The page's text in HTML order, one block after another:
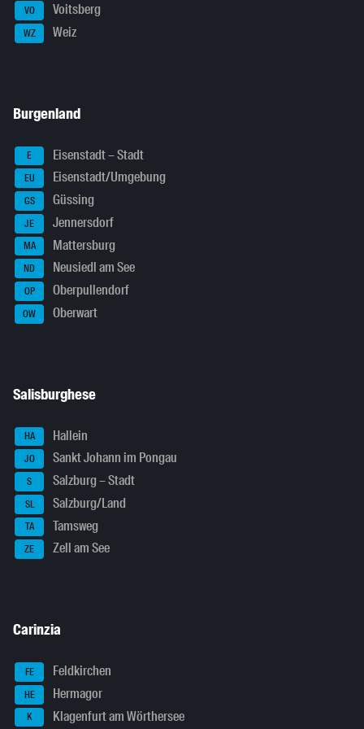
VO Voitsberg
WZ Weiz
Burgenland
E Eisenstadt – Stadt
EU Eisenstadt/Umgebung
GS Güssing
JE Jennersdorf
MA Mattersburg
ND Neusiedl am See
OP Oberpullendorf
OW Oberwart
Salisburghese
HA Hallein
JO Sankt Johann im Pongau
S Salzburg – Stadt
SL Salzburg/Land
TA Tamsweg
ZE Zell am See
Carinzia
FE Feldkirchen
HE Hermagor
K Klagenfurt am Wörthersee